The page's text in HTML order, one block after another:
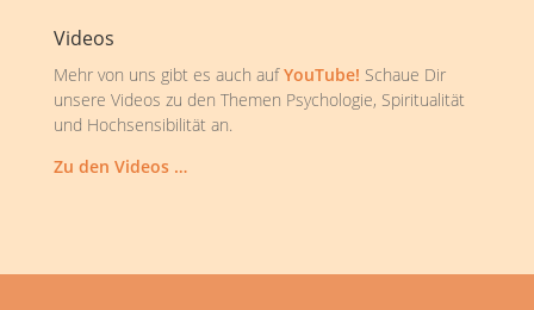
Videos
Mehr von uns gibt es auch aufYouTube! Schaue Dir
unsere Videos zu den Themen Psychologie, Spiritualität
und Hochsensibilität an.
Zu den Videos …